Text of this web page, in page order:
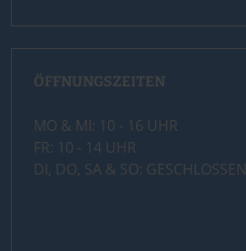
ÖFFNUNGSZEITEN
MO & MI: 10 - 16 UHR
FR: 10 - 14 UHR
DI, DO, SA & SO: GESCHLOSSEN